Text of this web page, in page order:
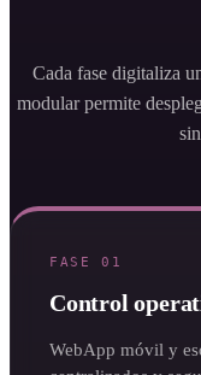
Cada fase digitaliza
modular permite
FASE 01
Control
WebApp móvil y